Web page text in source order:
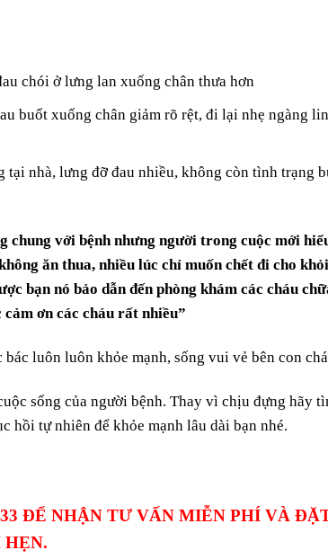
chói ở lưng lan xuống chân thưa hơn
buốt xuống chân giảm rõ rệt, đi lại nhẹ ngàng
tại nhà, lưng đỡ đau nhiều, không còn tình trạng
chung với bệnh nhưng người trong cuộc mới
ăn thua, nhiều lúc chỉ muốn chết đi cho khỏi
bạn nó bảo dẫn đến phòng khám các cháu
ơn các cháu rất nhiều”
luôn luôn khỏe mạnh, sống vui vẻ bên con
sống của người bệnh. Thay vì chịu đựng hãy
hồi tự nhiên để khỏe mạnh lâu dài bạn nhé.
ĐỂ NHẬN TƯ VẤN MIỄN PHÍ VÀ